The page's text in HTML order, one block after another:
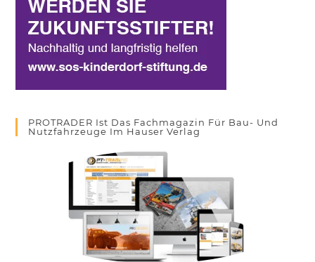
PROTRADER Ist Das Fachmagazin Für Bau- Und
Nutzfahrzeuge Im Hauser Verlag